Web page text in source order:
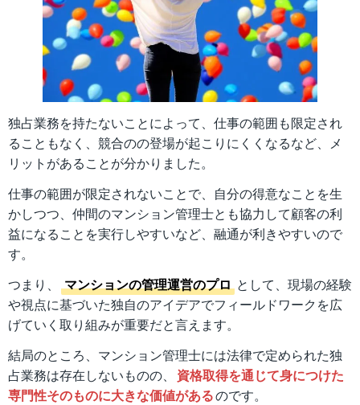
独占業務を持たないことによって、仕事の範囲も限定され
ることもなく、競合のの登場が起こりにくくなるなど、メ
リットがあることが分かりました。
仕事の範囲が限定されないことで、自分の得意なことを生
かしつつ、仲間のマンション管理士とも協力して顧客の利
益になることを実行しやすいなど、融通が利きやすいので
す。
つまり、
マンションの管理運営のプロ として、現場の経験
や視点に基づいた独自のアイデアでフィールドワークを広
げていく取り組みが重要だと言えます。
結局のところ、マンション管理士には法律で定められた独
占業務は存在しないものの、
資格取得を通じて身につけた
専門性そのものに大きな価値があるのです。